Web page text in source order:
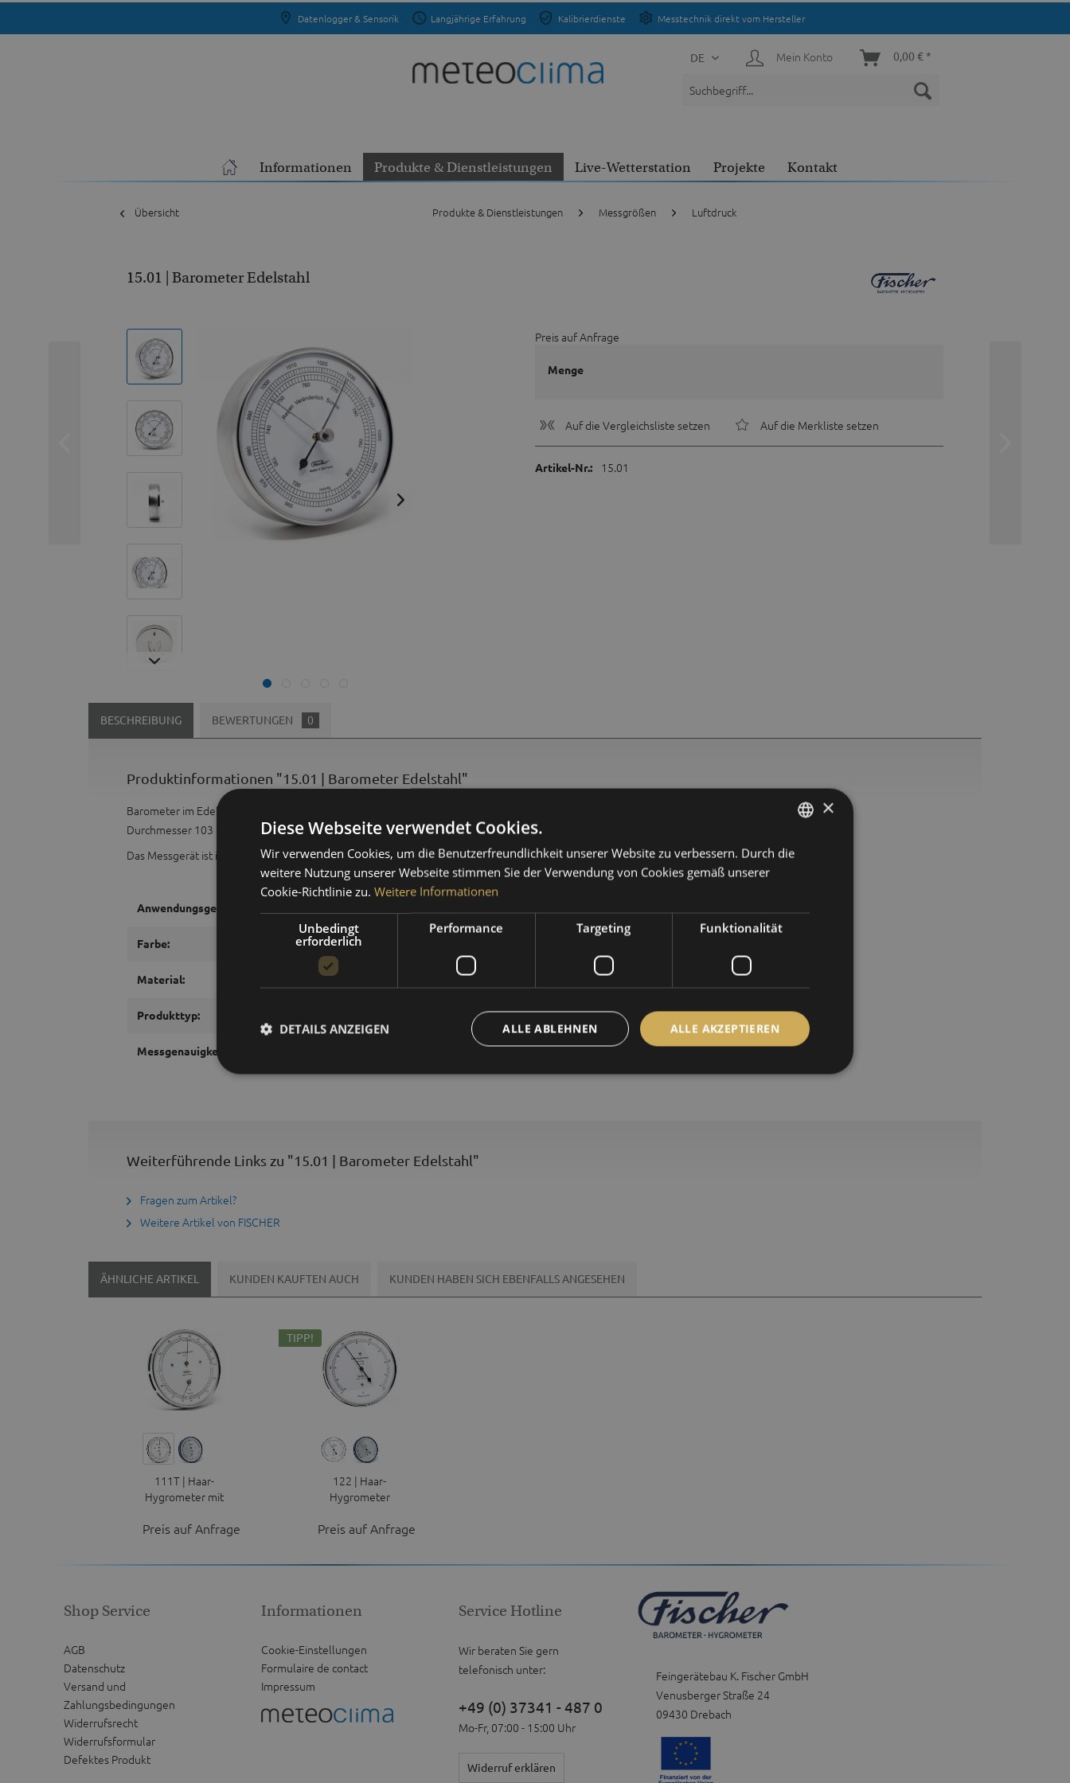
Datenlogger & Sensorik Langjährige Erfahrung Kalibrierdienste Messtechnik direkt vom Hersteller
DE Mein Konto 0,00 € *
Informationen Produkte & Dienstleistungen Live-Wetterstation Projekte Kontakt
Übersicht Produkte & Dienstleistungen Messgrößen Luftdruck
15.01 | Barometer Edelstahl
Preis auf Anfrage
Menge
Auf die Vergleichsliste setzen Auf die Merkliste setzen
Artikel-Nr.: 15.01
BESCHREIBUNG BEWERTUNGEN 0
Produktinformationen "15.01 | Barometer Edelstahl"
Barometer im Edelstahlgehäuse.
Durchmesser 103 mm.
Das Messgerät ist im Innenraum wie auch im Außenbereich einsetzbar.
Anwendungsgebiet: außen, innen
Farbe:
Material:
Produkttyp:
Messgenauigkeit Barometer:
Weiterführende Links zu "15.01 | Barometer Edelstahl"
Fragen zum Artikel?
Weitere Artikel von FISCHER
ÄHNLICHE ARTIKEL KUNDEN KAUFTEN AUCH KUNDEN HABEN SICH EBENFALLS ANGESEHEN
111T | Haar-
Hygrometer mit
Preis auf Anfrage
TIPP!
122 | Haar-
Hygrometer
Preis auf Anfrage
Feingerätebau K. Fischer GmbH
Venusberger Straße 24
09430 Drebach
Shop Service
AGB
Datenschutz
Versand und
Zahlungsbedingungen
Widerrufsrecht
Widerrufsformular
Defektes Produkt
Informationen
Cookie-Einstellungen
Formulaire de contact
Impressum
Service Hotline
Wir beraten Sie gern
telefonisch unter:
+49 (0) 37341 - 487 0
Mo-Fr, 07:00 - 15:00 Uhr
Widerruf erklären
GERMAN
×
Diese Webseite verwendet Cookies.
Wir verwenden Cookies, um die Benutzerfreundlichkeit unserer Website zu verbessern. Durch die
weitere Nutzung unserer Webseite stimmen Sie der Verwendung von Cookies gemäß unserer
Cookie-Richtlinie zu. Weitere Informationen
Unbedingt
erforderlich
Performance Targeting Funktionalität
ALLE AKZEPTIEREN
ALLE ABLEHNEN
DETAILS ANZEIGEN